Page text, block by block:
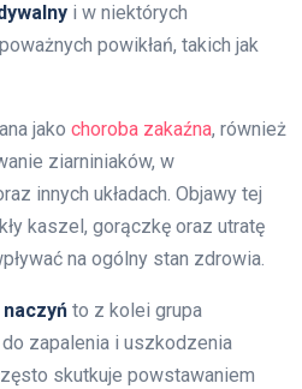
i w niektórych
powikłań, takich jak
jako choroba zakaźna, również
ziarniniaków, w
innych układach. Objawy tej
kaszel, gorączkę oraz utratę
na ogólny stan zdrowia.
to z kolei grupa
zapalenia i uszkodzenia
skutkuje powstawaniem